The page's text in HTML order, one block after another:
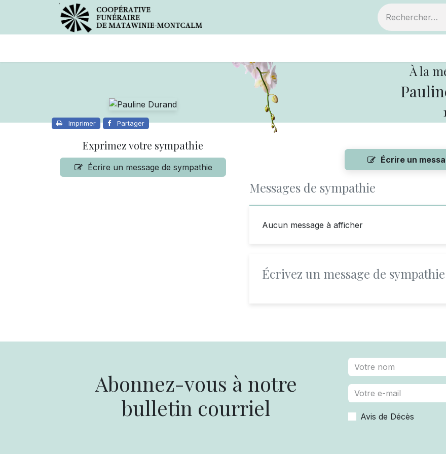
À la
Imprimer Partager
Exprimez votre sympathie
Écrire un message de sympathie
Écrire un
Messages de sympathie
Aucun message à afficher
Écrivez un message de
Abonnez-vous à notre
bulletin courriel
Avis de Décès